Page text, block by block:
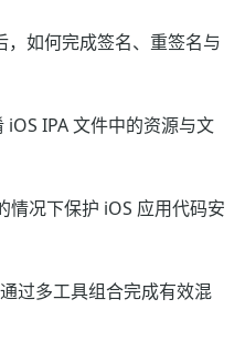
，如何完成签名、重签名与
IPA 文件中的资源与文
情况下保护 iOS 应用代码安
过多工具组合完成有效混